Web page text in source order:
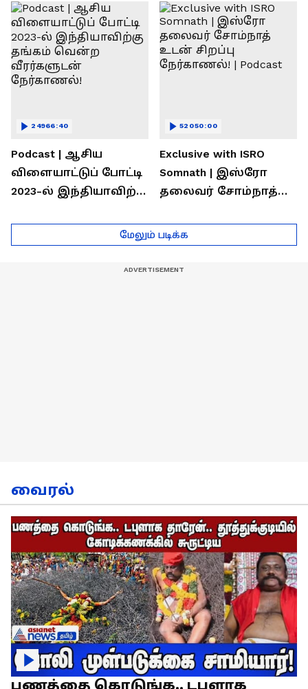
Podcast | ஆசிய
விளையாட்டுப் போட்டி
2023-ல் இந்தியாவிற்கு
வீரர்களுடன்
நேர்காணல்!
24966:40
Exclusive with ISRO
Somnath | இஸ்ரோ
தலைவர் சோம்நாத்
நேர்காணல்! | Podcast
52050:00
மேலும் படிக்க
வைரல்
பணத்தை கொடுங்க.. டபுளாக